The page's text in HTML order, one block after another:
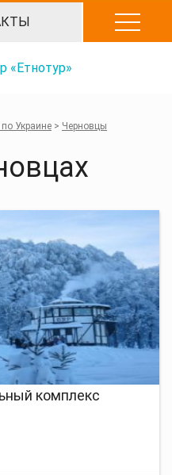
Украине > Черновцы
комплекс